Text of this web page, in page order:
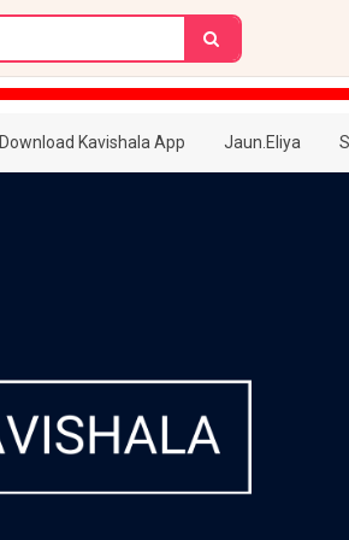
Download Kavishala App Jaun.Eliya